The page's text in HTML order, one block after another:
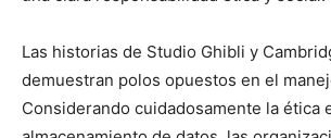
Las historias de Studio Ghibli y
demuestran polos opuestos en el
Considerando cuidadosamente la ética